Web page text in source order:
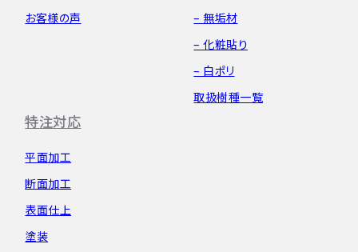
お客様の声
– 無垢材
– 化粧貼り
– 白ポリ
取扱樹種一覧
特注対応
平面加工
断面加工
表面仕上
塗装